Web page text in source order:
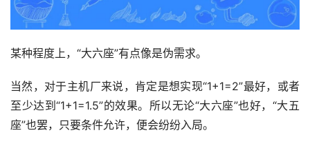
某种程度上，“大六座”有点像是伪需求。
当然，对于主机厂来说，肯定是想实现“1+1=2”最好，或者
至少达到“1+1=1.5”的效果。所以无论“大六座”也好，“大五
座”也罢，只要条件允许，便会纷纷入局。